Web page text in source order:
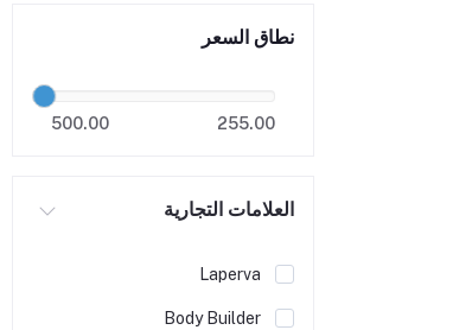
نطاق السعر
255.00
500.00
العلامات التجارية
Laperva
Body Builder